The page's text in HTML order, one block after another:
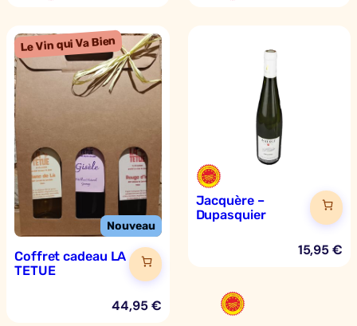
Coffret cadeau LA
TETUE
44,95€
Jacquère –
Dupasquier
15,95€